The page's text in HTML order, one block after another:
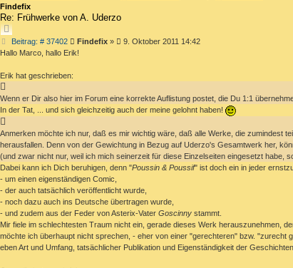
Findefix
Re: Frühwerke von A. Uderzo
Beitrag: # 37402Beitrag
Findefix»
9. Oktober 2011 14:42
Hallo Marco, hallo Erik!
Erik hat geschrieben:
Wenn er Dir also hier im Forum eine korrekte Auflistung postet, die Du 1:1
In der Tat, ... und sich gleichzeitig auch der meine gelohnt haben!
Anmerken möchte ich nur, daß es mir wichtig wäre, daß alle Werke, die zumindest
herausfallen. Denn von der Gewichtung in Bezug auf Uderzo's Gesamtwerk her,
(und zwar nicht nur, weil ich mich seinerzeit für diese Einzelseiten eingesetzt habe,
Dabei kann ich Dich beruhigen, denn "Poussin & Poussif" ist doch ein in jeder
- um einen eigenständigen Comic,
- der auch tatsächlich veröffentlicht wurde,
- noch dazu auch ins Deutsche übertragen wurde,
- und zudem aus der Feder von Asterix-Vater Goscinny stammt.
Mir fiele im schlechtesten Traum nicht ein, gerade dieses Werk herauszunehmen,
möchte ich überhaupt nicht sprechen, - eher von einer "gerechteren" bzw.
eben Art und Umfang, tatsächlicher Publikation und Eigenständigkeit der